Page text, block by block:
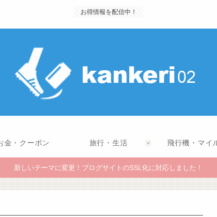
お得情報を配信中！
金・クーポン 旅行・生活 飛行機・マイ
新しいテーマに変更！ブログサイトのSSL化に対応しました！